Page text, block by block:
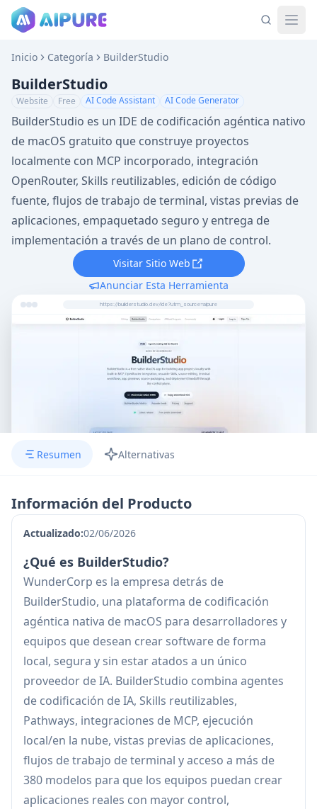
Inicio Categoría BuilderStudio
BuilderStudio
Website Free AI Code Assistant AI Code Generator
BuilderStudio es un IDE de codificación agéntica nativo
de macOS gratuito que construye proyectos
localmente con MCP incorporado, integración
OpenRouter, Skills reutilizables, edición de código
fuente, flujos de trabajo de terminal, vistas previas de
aplicaciones, empaquetado seguro y entrega de
implementación a través de un plano de control.
Visitar Sitio Web
Anunciar Esta Herramienta
https://builderstudio.dev/ide?utm_source=aipure
Resumen Alternativas
Información del Producto
Actualizado:02/06/2026
¿Qué es BuilderStudio?
WunderCorp es la empresa detrás de
BuilderStudio, una plataforma de codificación
agéntica nativa de macOS para desarrolladores y
equipos que desean crear software de forma
local, segura y sin estar atados a un único
proveedor de IA. BuilderStudio combina agentes
de codificación de IA, Skills reutilizables,
Pathways, integraciones de MCP, ejecución
local/en la nube, vistas previas de aplicaciones,
flujos de trabajo de terminal y acceso a más de
380 modelos para que los equipos puedan crear
aplicaciones reales con mayor control,